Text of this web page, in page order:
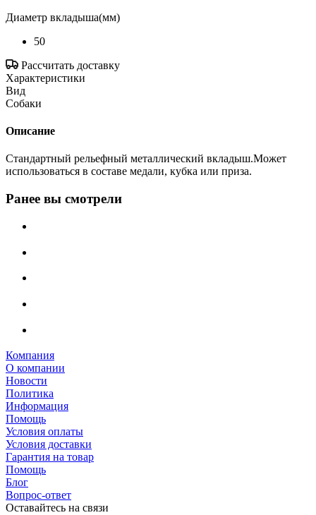
Диаметр вкладыша(мм)
50
Рассчитать доставку
Характеристики
Вид
Собаки
Описание
Стандартный рельефный металлический вкладыш.Может
использоваться в составе медали, кубка или приза.
Ранее вы смотрели
Компания
О компании
Новости
Политика
Информация
Помощь
Условия оплаты
Условия доставки
Гарантия на товар
Помощь
Блог
Вопрос-ответ
Оставайтесь на связи